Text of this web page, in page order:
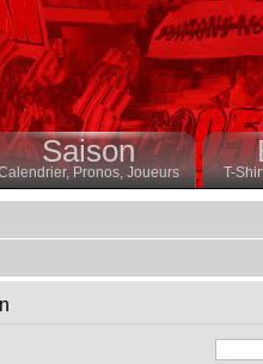
Saison
Pronos, Joueurs T-